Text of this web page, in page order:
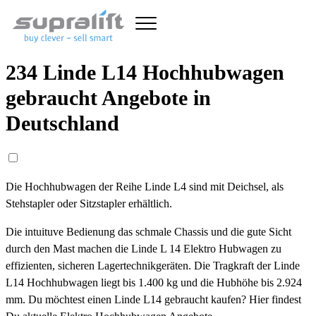
234 Linde L14 Hochhubwagen
gebraucht Angebote in
Deutschland
Die Hochhubwagen der Reihe Linde L4 sind mit Deichsel, als
Stehstapler oder Sitzstapler erhältlich.
Die intuituve Bedienung das schmale Chassis und die gute Sicht
durch den Mast machen die Linde L 14 Elektro Hubwagen zu
effizienten, sicheren Lagertechnikgeräten. Die Tragkraft der Linde
L14 Hochhubwagen liegt bis 1.400 kg und die Hubhöhe bis 2.924
mm. Du möchtest einen Linde L14 gebraucht kaufen? Hier findest